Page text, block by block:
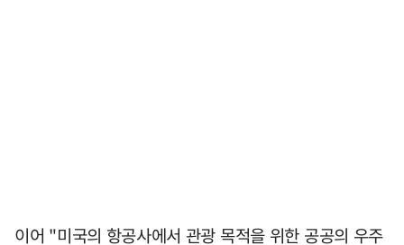
이어 "미국의 항공사에서 관광 목적을 위한 공공의 우주